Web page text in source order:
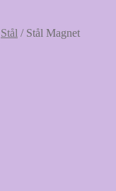
Stål / Stål Magnet